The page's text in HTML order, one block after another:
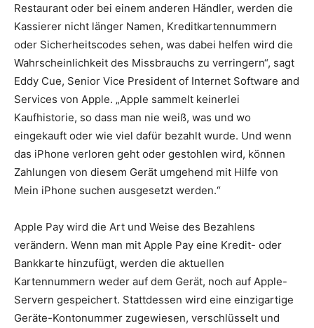
Restaurant oder bei einem anderen Händler, werden die
Kassierer nicht länger Namen, Kreditkartennummern
oder Sicherheitscodes sehen, was dabei helfen wird die
Wahrscheinlichkeit des Missbrauchs zu verringern“, sagt
Eddy Cue, Senior Vice President of Internet Software and
Services von Apple. „Apple sammelt keinerlei
Kaufhistorie, so dass man nie weiß, was und wo
eingekauft oder wie viel dafür bezahlt wurde. Und wenn
das iPhone verloren geht oder gestohlen wird, können
Zahlungen von diesem Gerät umgehend mit Hilfe von
Mein iPhone suchen ausgesetzt werden.“
Apple Pay wird die Art und Weise des Bezahlens
verändern. Wenn man mit Apple Pay eine Kredit- oder
Bankkarte hinzufügt, werden die aktuellen
Kartennummern weder auf dem Gerät, noch auf Apple-
Servern gespeichert. Stattdessen wird eine einzigartige
Geräte-Kontonummer zugewiesen, verschlüsselt und